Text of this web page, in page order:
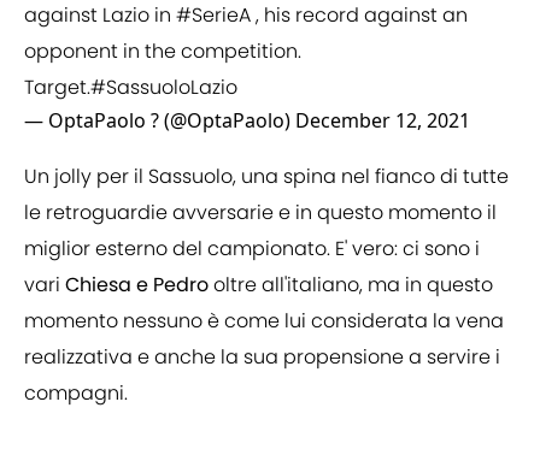
against Lazio in #SerieA, his record against an
opponent in the competition.
Target.#SassuoloLazio
— OptaPaolo ? (@OptaPaolo) December 12, 2021
Un jolly per il Sassuolo, una spina nel fianco di tutte
le retroguardie avversarie e in questo momento il
miglior esterno del campionato. E' vero: ci sono i
vari Chiesa e Pedrooltre all'italiano, ma in questo
momento nessuno è come lui considerata la vena
realizzativa e anche la sua propensione a servire i
compagni.